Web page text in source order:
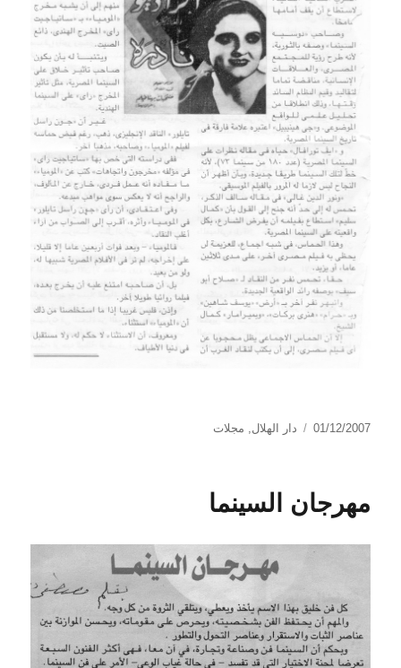
نُشرت
01/12/2007 التصنيفات
دار الهلال مجلات
مهرجان السينما